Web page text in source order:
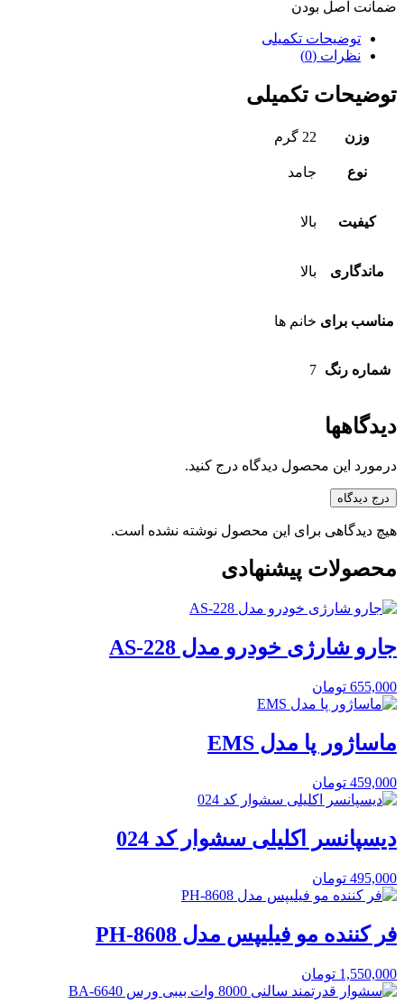
ضمانت اصل بودن
توضیحات تکمیلی
نظرات (0)
توضیحات تکمیلی
وزن 22 گرم
نوع جامد
کیفیت بالا
ماندگاری بالا
مناسب برای خانم ها
شماره رنگ 7
دیدگاهها
درمورد این محصول دیدگاه درج کنید.
درج دیدگاه
هیچ دیدگاهی برای این محصول نوشته نشده است.
محصولات پیشنهادی
جارو شارژی خودرو مدل AS-228
655,000 تومان
ماساژور پا مدل EMS
459,000 تومان
دیسپانسر اکلیلی سشوار کد 024
495,000 تومان
فر کننده مو فیلیپس مدل PH-8608
1,550,000 تومان